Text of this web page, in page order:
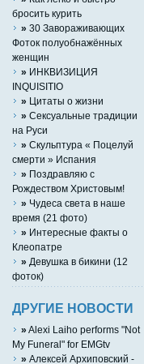
бросить курить
» 30 Завораживающих
Фоток полуобнажённых
женщин
» ИНКВИЗИЦИЯ
INQUISITIO
» Цитаты о жизни
» Сексуальные традиции
на Руси
» Скульптура « Поцелуй
смерти » Испания
» Поздравляю с
Рождеством Христовым!
» Чудеса света в наше
время (21 фото)
» Интересные факты о
Клеопатре
» Девушка в бикини (12
фоток)
ДРУГИЕ НОВОСТИ
» Alexi Laiho performs "Not
My Funeral" for EMGtv
» Алексей Архиповский -